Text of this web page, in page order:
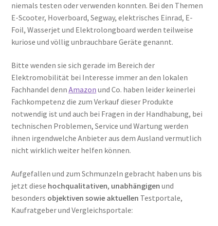
niemals testen oder verwenden konnten. Bei den Themen
E-Scooter, Hoverboard, Segway, elektrisches Einrad, E-
Foil, Wasserjet und Elektrolongboard werden teilweise
kuriose und völlig unbrauchbare Geräte genannt.
Bitte wenden sie sich gerade im Bereich der
Elektromobilität bei Interesse immer an den lokalen
Fachhandel denn Amazon und Co. haben leider keinerlei
Fachkompetenz die zum Verkauf dieser Produkte
notwendig ist und auch bei Fragen in der Handhabung, bei
technischen Problemen, Service und Wartung werden
ihnen irgendwelche Anbieter aus dem Ausland vermutlich
nicht wirklich weiter helfen können.
Aufgefallen und zum Schmunzeln gebracht haben uns bis
jetzt diese hochqualitativen, unabhängigen und
besonders objektiven sowie aktuellen Testportale,
Kaufratgeber und Vergleichsportale: